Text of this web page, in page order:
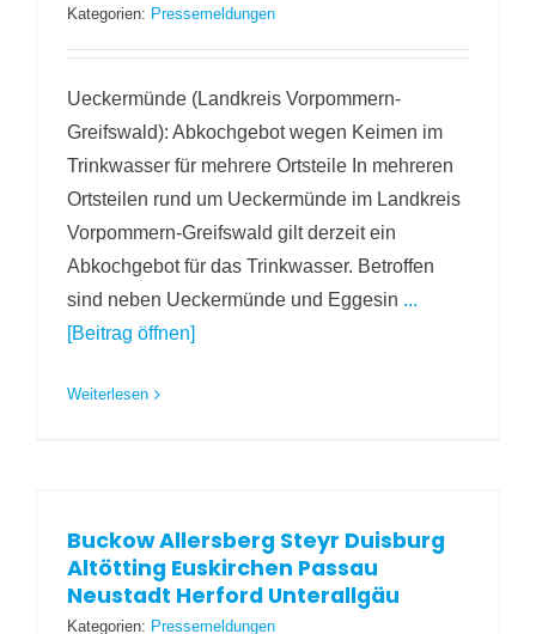
Kategorien: Pressemeldungen
Ueckermünde (Landkreis Vorpommern-
Greifswald): Abkochgebot wegen Keimen im
Trinkwasser für mehrere Ortsteile In mehreren
Ortsteilen rund um Ueckermünde im Landkreis
Vorpommern-Greifswald gilt derzeit ein
Abkochgebot für das Trinkwasser. Betroffen
sind neben Ueckermünde und Eggesin ...
[Beitrag öffnen]
Weiterlesen
Buckow Allersberg Steyr Duisburg
Altötting Euskirchen Passau
Neustadt Herford Unterallgäu
Kategorien: Pressemeldungen